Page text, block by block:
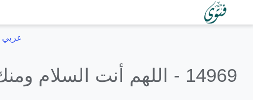
عربي
14969 - اللهم أنت السلام